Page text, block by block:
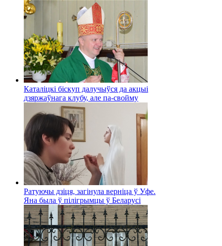
Каталіцкі біскуп далучыўся да акцыі
дзяржаўнага клубу, але па-свойму
Ратуючы дзіця, загінула верніца ў Уфе.
Яна была ў пілігрымцы ў Беларусі